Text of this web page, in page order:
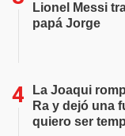
Lionel Messi
papá Jorge
La Joaqui
Ra y dejó una
quiero ser